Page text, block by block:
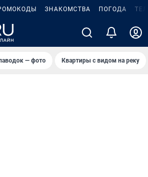
ЗНАКОМСТВА ПОГОДА
— фото Квартиры с видом на реку